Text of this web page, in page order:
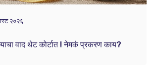
२०२६
वाद थेट कोर्टात ! नेमकं प्रकरण काय?